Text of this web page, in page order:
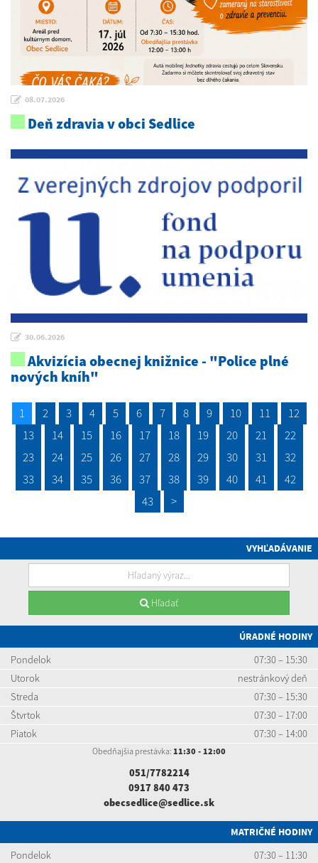
08.07.2026
Deň zdravia v obci Sedlice
30.06.2026
Akvizícia obecnej knižnice - "Police plné
nových kníh"
1 2 3 4 5 6 7 8 9 10 11
12
13
14 15 16 17 18 19 20 21
22
23
24 25 26 27 28 29 30 31
32
33
34 35 36 37 38 39 40 41
42
43
>
VYHĽADÁVANIE
Hľadať
ÚRADNÉ HODINY
Pondelok
07:30 – 15:30
Utorok
nestránkový deň
Streda
07:30 – 15:30
Štvrtok
07:30 – 17:00
Piatok
07:30 – 14:00
Obedňajšia prestávka: 11:30 - 12:00
051/7782214
0917 840 473
obecsedlice@sedlice.sk
MATRIČNÉ HODINY
Pondelok
07:30 – 11:30